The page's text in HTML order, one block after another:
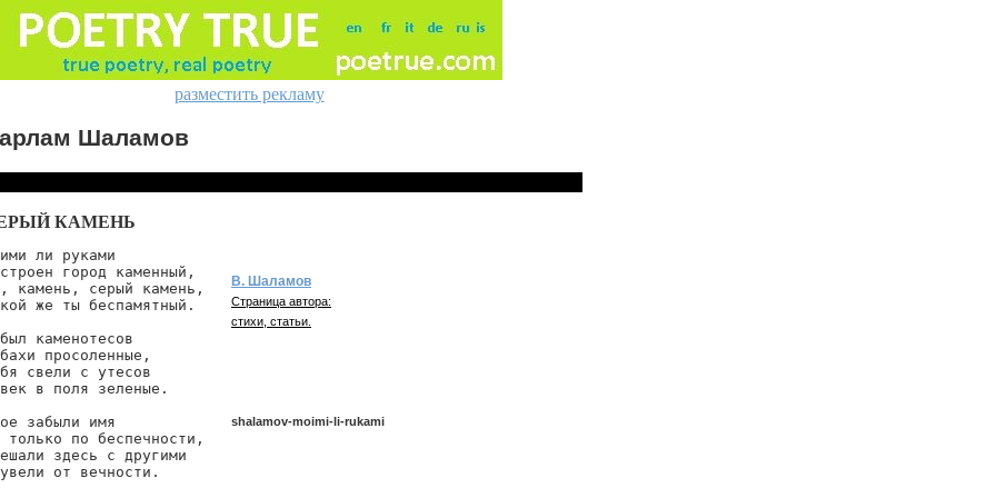
разместить рекламу
Шаламов
КАМЕНЬ
ли руками
город каменный,
камень, серый камень,
же ты беспамятный.
каменотесов
просоленные,
свели с утесов
в поля зеленые.
забыли имя
только по беспечности,
здесь с другими
от вечности.
В. Шаламов
Страница автора:
стихи, статьи.
shalamov-moimi-li-rukami